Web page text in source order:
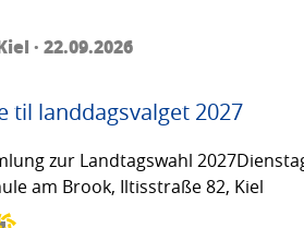
· 22.09.2026
til landdagsvalget 2027
zur Landtagswahl
am Brook, Iltisstraße 82, Kiel